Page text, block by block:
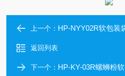
上一个： HP-NYY02R软包装
返回列表
下一个： HP-KY-03R螺蛳粉